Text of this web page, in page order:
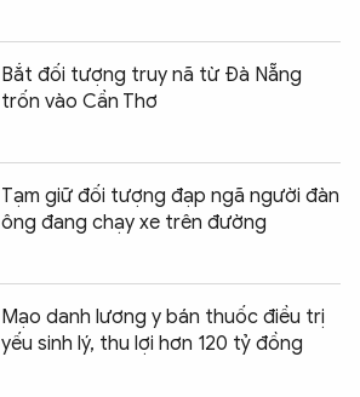
Bắt đối tượng truy nã từ Đà Nẵng
trốn vào Cần Thơ
Tạm giữ đối tượng đạp ngã người đàn
ông đang chạy xe trên đường
Mạo danh lương y bán thuốc điều trị
yếu sinh lý, thu lợi hơn 120 tỷ đồng